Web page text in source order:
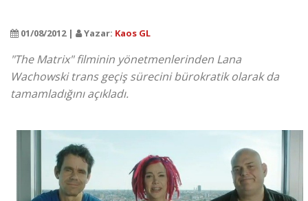
01/08/2012 | Yazar: Kaos GL
"The Matrix" filminin yönetmenlerinden Lana
Wachowski trans geçiş sürecini bürokratik olarak da
tamamladığını açıkladı.